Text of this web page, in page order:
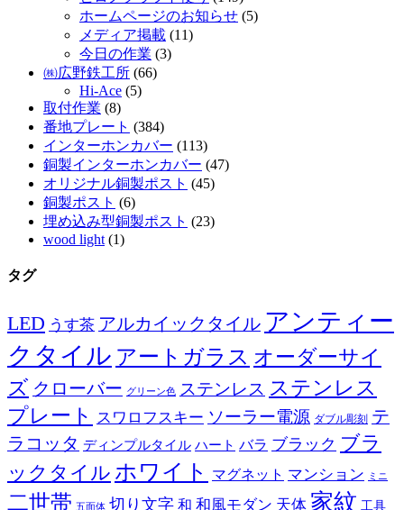
ホームページのお知らせ (5)
メディア掲載 (11)
今日の作業 (3)
㈱広野鉄工所 (66)
Hi-Ace (5)
取付作業 (8)
番地プレート (384)
インターホンカバー (113)
銅製インターホンカバー (47)
オリジナル銅製ポスト (45)
銅製ポスト (6)
埋め込み型銅製ポスト (23)
wood light (1)
タグ
LED うす茶 アルカイックタイル アンティー
クタイル アートガラス オーダーサイ
ズ クローバー グリーン色 ステンレス ステンレス
プレート スワロフスキー ソーラー電源 ダブル彫刻 テ
ラコッタ ディンプルタイル ハート バラ ブラック ブラ
ックタイル ホワイト マグネット マンション ミニ
二世帯 五面体 切り文字 和 和風モダン 天体 家紋 工具